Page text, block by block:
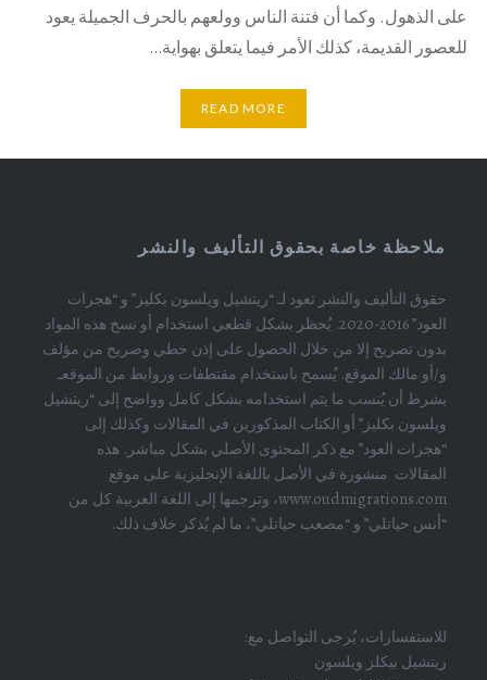
على الذهول. وكما أن فتنة الناس وولعهم بالحرف الجميلة يعود
للعصور القديمة، كذلك الأمر فيما يتعلق بهواية…
READ MORE
ملاحظة خاصة بحقوق التأليف والنشر
حقوق التأليف والنشر تعود لـ “ريتشيل ويلسون بكليز” و “هجرات
العود” 2016-2020. يُحظر بشكل قطعي استخدام أو نسخ هذه المواد
بدون تصريح إلا من خلال الحصول على إذن خطي وصريح من مؤلف
و/أو مالك الموقع. يُسمح باستخدام مقتطفات وروابط من الموقعـ
بشرط أن يُنسب ما يتم استخدامه بشكل كامل وواضح إلى “ريتشيل
ويلسون بكليز” أو الكتاب المذكورين في المقالات وكذلك إلى
“هجرات العود” مع ذكر المحتوى الأصلي بشكل مباشر. هذه
المقالات منشورة في الأصل باللغة الإنجليزية على موقع
www.oudmigrations.com، وترجمها إلى اللغة العربية كل من
“أنس حياتلي” و “مصعب حياتلي”، ما لم يُذكر خلاف ذلك.
للاستفسارات، يُرجى التواصل مع:
ريتشيل بيكلز ويلسون